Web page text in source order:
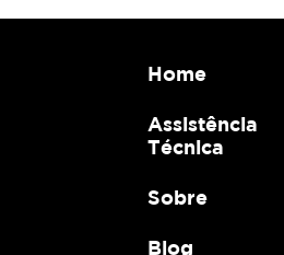
Home
Assistência
Técnica
Sobre
Blog